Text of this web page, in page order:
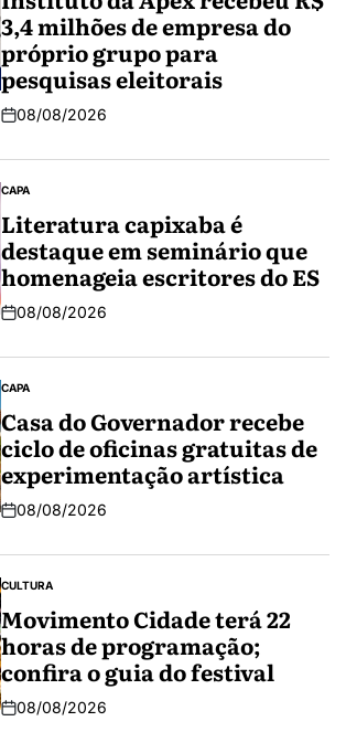
3,4 milhões de empresa do
próprio grupo para
pesquisas eleitorais
08/08/2026
CAPA
Literatura capixaba é
destaque em seminário que
homenageia escritores do ES
08/08/2026
CAPA
Casa do Governador recebe
ciclo de oficinas gratuitas de
experimentação artística
08/08/2026
CULTURA
Movimento Cidade terá 22
horas de programação;
confira o guia do festival
08/08/2026